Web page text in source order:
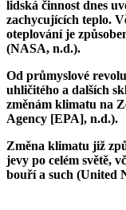
lidská činnost dnes
zachycujících teplo.
oteplování je
(NASA, n.d.).
Od průmyslové
uhličitého a dalších
změnám klimatu na
Agency [EPA], n.d.).
Změna klimatu již
jevy po celém světě,
bouří a such (United